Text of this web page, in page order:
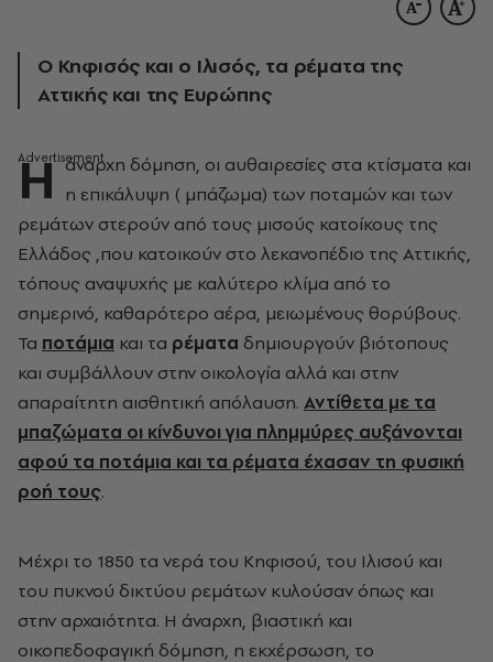
Ο Κηφισός και ο Ιλισός, τα ρέματα της
Αττικής και της Ευρώπης
Η άναρχη δόμηση, οι αυθαιρεσίες στα κτίσματα και
η επικάλυψη ( μπάζωμα) των ποταμών και των
ρεμάτων στερούν από τους μισούς κατοίκους της
Ελλάδος ,που κατοικούν στο λεκανοπέδιο της Αττικής,
τόπους αναψυχής με καλύτερο κλίμα από το
σημερινό, καθαρότερο αέρα, μειωμένους θορύβους.
Τα ποτάμια και τα ρέματα δημιουργούν βιότοπους
και συμβάλλουν στην οικολογία αλλά και στην
απαραίτητη αισθητική απόλαυση. Αντίθετα με τα
μπαζώματα οι κίνδυνοι για πλημμύρες αυξάνονται
αφού τα ποτάμια και τα ρέματα έχασαν τη φυσική
ροή τους.
Μέχρι το 1850 τα νερά του Κηφισού, του Ιλισού και
του πυκνού δικτύου ρεμάτων κυλούσαν όπως και
στην αρχαιότητα. Η άναρχη, βιαστική και
οικοπεδοφαγική δόμηση, η εκχέρσωση, το